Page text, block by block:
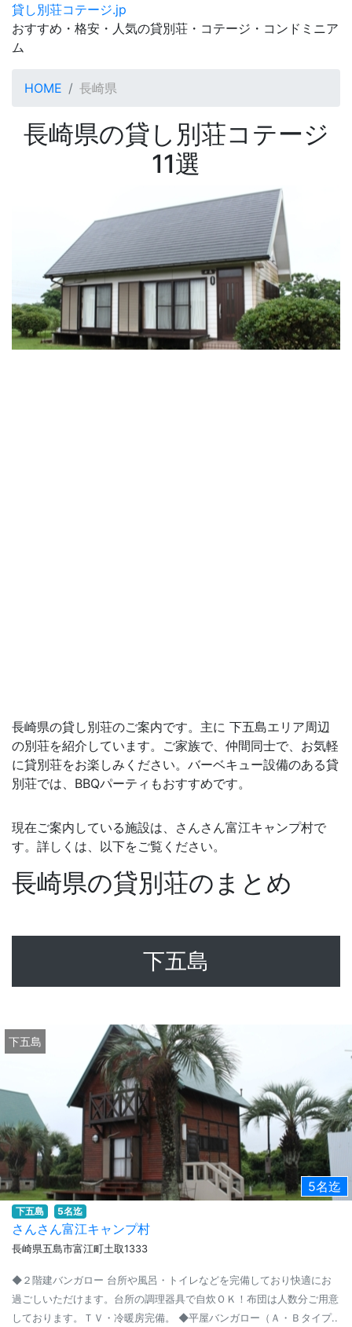
貸し別荘コテージ.jp
おすすめ・格安・人気の貸別荘・コテージ・コンドミニア
ム
HOME 長崎県
長崎県の貸し別荘コテージ
11選
長崎県の貸し別荘のご案内です。主に 下五島エリア周辺
の別荘を紹介しています。ご家族で、仲間同士で、お気軽
に貸別荘をお楽しみください。バーベキュー設備のある貸
別荘では、BBQパーティもおすすめです。
現在ご案内している施設は、さんさん富江キャンプ村で
す。詳しくは、以下をご覧ください。
長崎県の貸別荘のまとめ
下五島
下五島
5名迄
下五島 5名迄
さんさん富江キャンプ村
長崎県五島市富江町土取1333
◆２階建バンガロー 台所や風呂・トイレなどを完備しており快適にお
過ごしいただけます。台所の調理器具で自炊ＯＫ！布団は人数分ご用意
しております。ＴＶ・冷暖房完備。 ◆平屋バンガロー（Ａ・Ｂタイプ..